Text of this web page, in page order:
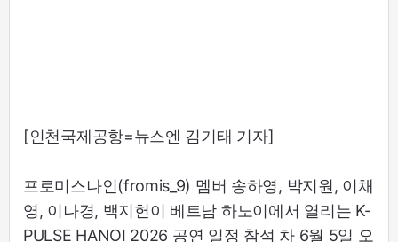
[인천국제공항=뉴스엔 김기태 기자]
프로미스나인(fromis_9) 멤버 송하영, 박지원, 이채
영, 이나경, 백지헌이 베트남 하노이에서 열리는 K-
PULSE HANOI 2026 공연 일정 참석 차 6월 5일 오